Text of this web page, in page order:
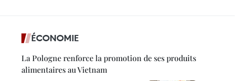
ÉCONOMIE
La Pologne renforce la promotion de ses produits
alimentaires au Vietnam